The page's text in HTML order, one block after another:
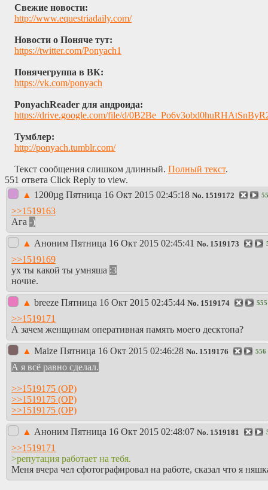
Свежие новости:
http://www.equestriadaily.com/
Новости о Поняче тут:
https://twitter.com/Ponyach1
Понячегруппа в ВК:
https://vk.com/ponyach
PonyachReader для андроида:
https://drive.google.com/file/d/
Тумблер:
http://ponyach.tumblr.com/
Текст сообщения слишком длинный. Полный текст.
551 ответа Click Reply to view.
▲ 1200µg Пятница 16 Окт 2015 02:45:18 No. 1519172
>>1519163
Ага -)
▲ Аноним Пятница 16 Окт 2015 02:45:41 No. 1519173
>>1519169
ух ты какой ты умняша :3
ночие.
▲ breeze Пятница 16 Окт 2015 02:45:44 No. 1519174 555
>>1519171
А зачем женщинам оперативная память моего десктопа?
▲ Maize Пятница 16 Окт 2015 02:46:28 No. 1519176 556
А я всё равно сделал.
>>1519175
>>1519175
>>1519175
▲ Аноним Пятница 16 Окт 2015 02:48:07 No. 1519181
>>1519171
>репутация работает на тебя.
Меня вчера чел сфотографировал на работе, сказал что я